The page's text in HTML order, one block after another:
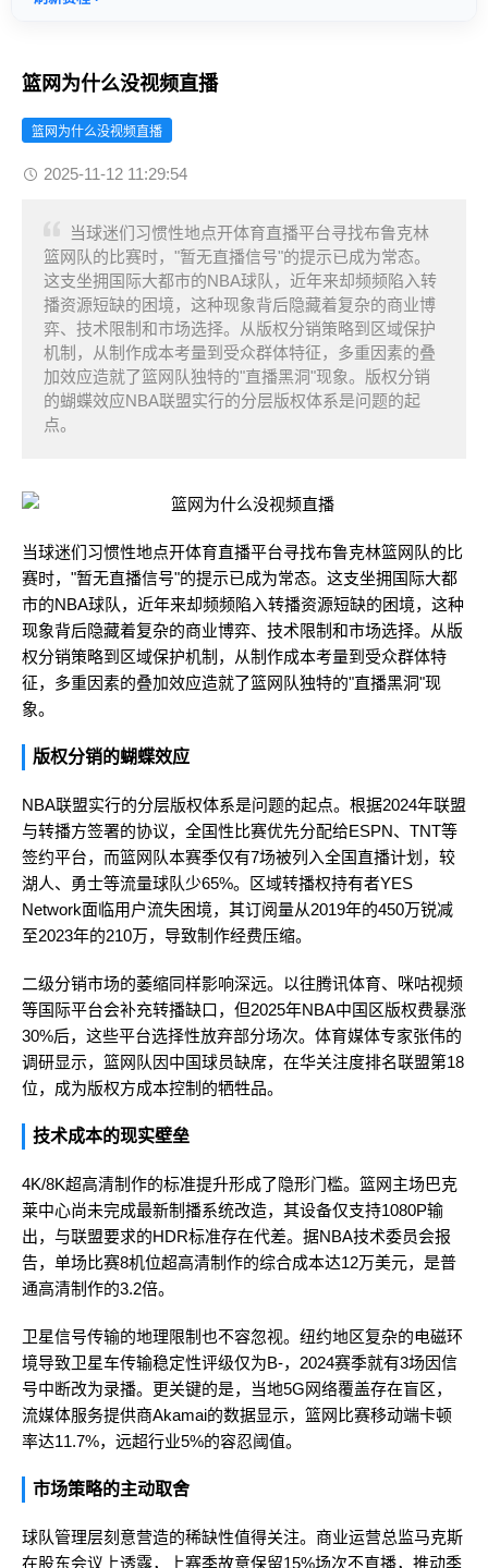
篮网为什么没视频直播
篮网为什么没视频直播
2025-11-12 11:29:54
当球迷们习惯性地点开体育直播平台寻找布鲁克林
篮网队的比赛时，"暂无直播信号"的提示已成为常态。
这支坐拥国际大都市的NBA球队，近年来却频频陷入转
播资源短缺的困境，这种现象背后隐藏着复杂的商业博
弈、技术限制和市场选择。从版权分销策略到区域保护
机制，从制作成本考量到受众群体特征，多重因素的叠
加效应造就了篮网队独特的"直播黑洞"现象。版权分销
的蝴蝶效应NBA联盟实行的分层版权体系是问题的起
点。
当球迷们习惯性地点开体育直播平台寻找布鲁克林篮网队的比
赛时，"暂无直播信号"的提示已成为常态。这支坐拥国际大都
市的NBA球队，近年来却频频陷入转播资源短缺的困境，这种
现象背后隐藏着复杂的商业博弈、技术限制和市场选择。从版
权分销策略到区域保护机制，从制作成本考量到受众群体特
征，多重因素的叠加效应造就了篮网队独特的"直播黑洞"现
象。
版权分销的蝴蝶效应
NBA联盟实行的分层版权体系是问题的起点。根据2024年联盟
与转播方签署的协议，全国性比赛优先分配给ESPN、TNT等
签约平台，而篮网队本赛季仅有7场被列入全国直播计划，较
湖人、勇士等流量球队少65%。区域转播权持有者YES
Network面临用户流失困境，其订阅量从2019年的450万锐减
至2023年的210万，导致制作经费压缩。
二级分销市场的萎缩同样影响深远。以往腾讯体育、咪咕视频
等国际平台会补充转播缺口，但2025年NBA中国区版权费暴涨
30%后，这些平台选择性放弃部分场次。体育媒体专家张伟的
调研显示，篮网队因中国球员缺席，在华关注度排名联盟第18
位，成为版权方成本控制的牺牲品。
技术成本的现实壁垒
4K/8K超高清制作的标准提升形成了隐形门槛。篮网主场巴克
莱中心尚未完成最新制播系统改造，其设备仅支持1080P输
出，与联盟要求的HDR标准存在代差。据NBA技术委员会报
告，单场比赛8机位超高清制作的综合成本达12万美元，是普
通高清制作的3.2倍。
卫星信号传输的地理限制也不容忽视。纽约地区复杂的电磁环
境导致卫星车传输稳定性评级仅为B-，2024赛季就有3场因信
号中断改为录播。更关键的是，当地5G网络覆盖存在盲区，
流媒体服务提供商Akamai的数据显示，篮网比赛移动端卡顿
率达11.7%，远超行业5%的容忍阈值。
市场策略的主动取舍
球队管理层刻意营造的稀缺性值得关注。商业运营总监马克斯
在股东会议上透露，上赛季故意保留15%场次不直播，推动季